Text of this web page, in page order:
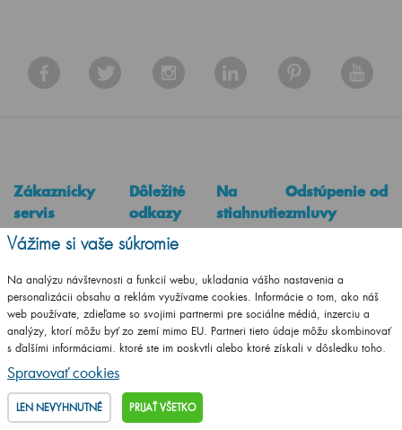
Zákaznícky
servis
Kontakty
Dreja na mieru
Odstúpenie od zmluvy
Reklamačný poriadok
Doprava a platba
Zásady spracovania
Dôležité
odkazy
Obchodná sieť na
Montážne návody
Naše certifikáty
Predajňa
Konfigurátor pre
Na
stiahnutie
Odstúpenie od
zmluvy
Německy
Vážime si vaše súkromie
Na analýzu návštevnosti a funkcií webu, ukladania vášho nastavenia a
personalizácii obsahu a reklám využívame cookies. Informácie o tom, ako náš
web používate, zdieľame so svojimi partnermi pre sociálne médiá, inzerciu a
analýzy, ktorí môžu byť zo zemí mimo EU. Partneri tieto údaje môžu skombinovať
s ďalšími informáciami, ktoré ste im poskytli alebo ktoré získali v dôsledku toho,
že používate ich služby.
Spravovať cookies
LEN NEVYHNUTNÉ PRIJAŤ VŠETKO